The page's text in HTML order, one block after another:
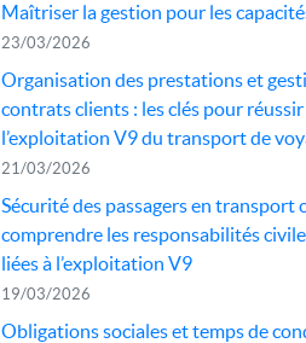
Maîtriser la gestion pour les
23/03/2026
Organisation des prestations et
contrats clients : les clés pour réussir
l’exploitation V9 du transport de
21/03/2026
Sécurité des passagers en transport
comprendre les responsabilités
liées à l’exploitation V9
19/03/2026
Obligations sociales et temps de